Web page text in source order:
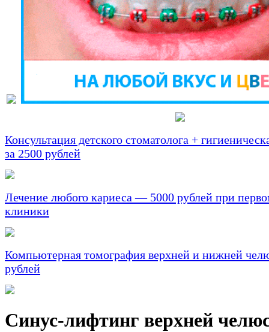
Консультация детского стоматолога +
за 2500 рублей
Лечение любого кариеса — 5000 рублей при
клиники
Компьютерная томография верхней и нижней
рублей
Синус-лифтинг верхней